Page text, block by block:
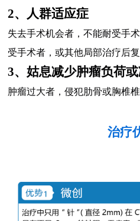
2、人群适应症
失去手术机会者，不能耐受手
受手术者，或其他局部治疗后复
3、姑息减少肿瘤负荷
肿瘤过大者，侵犯肋骨或胸椎椎
治疗